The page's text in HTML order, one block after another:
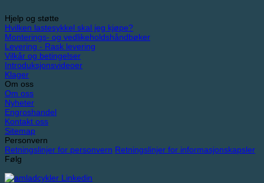
Hjelp og støtte
Hvilken lastesykkel skal jeg kjøpe?
Monterings- og vedlikeholdshåndbøker
Levering - Rask levering
Vilkår og betingelser
Introduksjonsvideoer
Klager
Om oss
Om oss
Nyheter
Engroshandel
Kontakt oss
Sitemap
Personvern
Retningslinjer for personvern Retningslinjer for informasjonskapsler
Følg